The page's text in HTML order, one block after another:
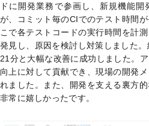
ドに開発業務で参画し、新規機能開
が、コミット毎のCIでのテスト時間
こで各テストコードの実行時間を計
発見し、原因を検討し対策しました
21分と大幅な改善に成功しました。
向上に対して貢献でき、現場の開発
れました。また、開発を支える裏方
非常に嬉しかったです。